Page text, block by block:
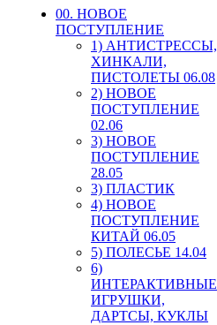
00. HОВОЕ
ПОСТУПЛЕНИЕ
1) АНТИСТРЕССЫ,
ХИНКАЛИ,
ПИСТОЛЕТЫ 06.08
2) НОВОЕ
ПОСТУПЛЕНИЕ
02.06
3) НОВОЕ
ПОСТУПЛЕНИЕ
28.05
3) ПЛАСТИК
4) НОВОЕ
ПОСТУПЛЕНИЕ
КИТАЙ 06.05
5) ПОЛЕСЬЕ 14.04
6)
ИНТЕРАКТИВНЫЕ
ИГРУШКИ,
ДАРТСЫ, КУКЛЫ